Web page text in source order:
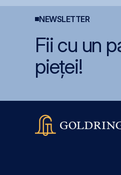
NEWSLETTER
Fii cu un
pieței!